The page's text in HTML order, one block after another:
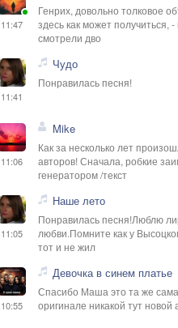
11:47
Генрих, довольно толковое
здесь как может получиться,
смотрели дво
11:41
Чудо
Понравилась песня!
11:06
Mike
Как за несколько лет
авторов! Сначала, робкие
генератором /текст
11:05
Наше лето
Понравилась песня!Люблю
любви.Помните как у
тот и не жил
10:55
Девочка в синем платье
Спасибо Маша это та же
оригинале никакой тут новой